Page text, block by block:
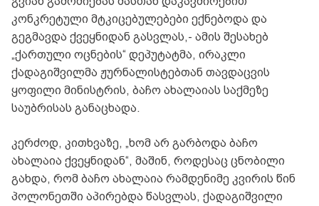
კონკრეტული მტკიცებულებები ექნებოდა და
გეგმავდა ქვეყნიდან გასვლას,- ამის შესახებ
„ქართული ოცნების“ დეპუტატმა, ირაკლი
ქადაგიშვილმა ჟურნალისტებთან თავდაცვის
ყოფილი მინისტრის, ბაჩო ახალაიას საქმეზე
საუბრისას განაცხადა.
კერძოდ, კითხვაზე, „ხომ არ გარბოდა ბაჩო
ახალაია ქვეყნიდან“, მაშინ, როდესაც ცნობილი
გახდა, რომ ბაჩო ახალაია რამდენიმე კვირის წინ
პოლონეთში აპირებდა წასვლას, ქადაგიშვილი